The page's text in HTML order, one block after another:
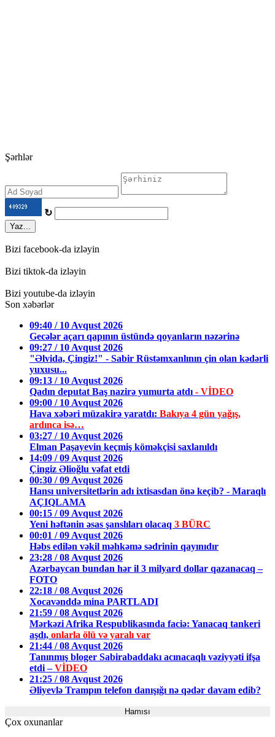
Şərhlər
↻
Yaz...
Bizi facebook-da izləyin
Bizi tiktok-da izləyin
Bizi youtube-da izləyin
Son xəbərlər
09:40 / 10 Avqust 2026
Gecələr açarı qapının üstündə qoyanların nəzərinə
09:27 / 10 Avqust 2026
"Əlvida, Çingiz!" - Sabir Rüstəmxanlının çin olan kədərli
yuxusu...
09:13 / 10 Avqust 2026
Qadın deputat Baş nazirə yumurta atdı - VİDEO
09:00 / 10 Avqust 2026
Hava xəbəri müzakirə yaratdı: Bakıya 4 gün yağış,
ardınca isə…
03:27 / 10 Avqust 2026
Elman Paşayevin keçmiş köməkçisi saxlanıldı
14:09 / 09 Avqust 2026
Çingiz Əlioğlu vəfat etdi
00:30 / 09 Avqust 2026
Hansı universitetlərin adı ixtisasdan önə keçib? - Maraqlı
AÇIQLAMA
00:15 / 09 Avqust 2026
Yeni həftənin əsas şanslıları olacaq 3 BÜRC
00:01 / 09 Avqust 2026
Həbs edilən vəkil məhkəmə sədrinin qayınıdır
23:28 / 08 Avqust 2026
Azərbaycan bundan hər il 3 milyard dollar qazanacaq –
FOTO
22:18 / 08 Avqust 2026
Xocavənddə mina PARTLADI
21:59 / 08 Avqust 2026
Mərkəzi Afrika Respublikasında faciə: Yanacaq tankeri
aşdı, onlarla ölü və yaralı var
21:44 / 08 Avqust 2026
Tanınmış bloger Sabirabaddakı acınacaqlı vəziyyəti ifşa
etdi –VİDEO
21:25 / 08 Avqust 2026
Əliyevlə Trampın telefon danışığı nə qədər davam edib?
Hamısı
Çox oxunanlar